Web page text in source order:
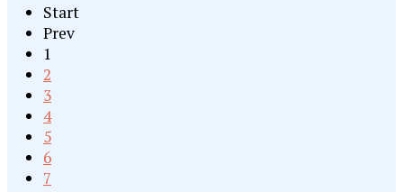
Start
Prev
1
2
3
4
5
6
7